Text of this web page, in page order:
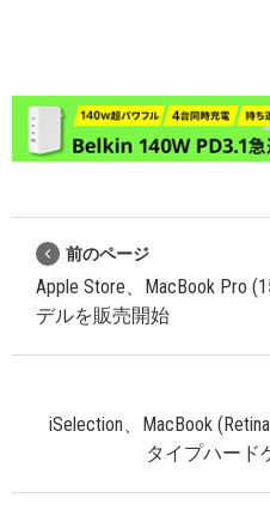
前のページ
Apple Store、MacBook Pro
デルを販売開始
iSelection、MacBook
タイプハード